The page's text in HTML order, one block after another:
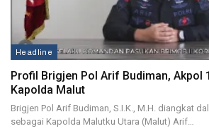
Headline
Profil Brigjen Pol Arif Budiman, Akpol
Kapolda Malut
Brigjen Pol Arif Budiman, S.I.K., M.H. diangkat
sebagai Kapolda Malutku Utara (Malut) Arif…